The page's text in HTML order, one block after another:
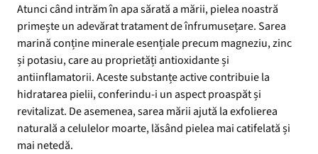
Atunci când intrăm în apa sărată a mării, pielea noastră
primește un adevărat tratament de înfrumusețare. Sarea
marină conține minerale esențiale precum magneziu, zinc
și potasiu, care au proprietăți antioxidante și
antiinflamatorii. Aceste substanțe active contribuie la
hidratarea pielii, conferindu-i un aspect proaspăt și
revitalizat. De asemenea, sarea mării ajută la exfolierea
naturală a celulelor moarte, lăsând pielea mai catifelată și
mai netedă.